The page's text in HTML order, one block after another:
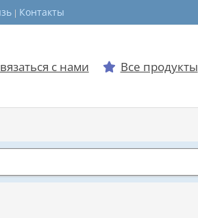
Контакты
с нами  Все продукты